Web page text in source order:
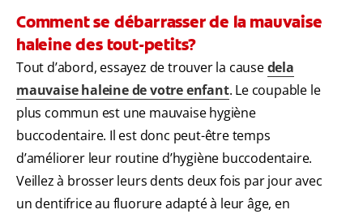
Comment se débarrasser de la mauvaise
haleine des tout-petits?
Tout d’abord, essayez de trouver la causedela
mauvaise haleine de votre enfant. Le coupable le
plus commun est une mauvaise hygiène
buccodentaire. Il est donc peut-être temps
d’améliorer leur routine d’hygiène buccodentaire.
Veillez à brosser leurs dents deux fois par jour avec
un dentifrice au fluorure adapté à leur âge, en